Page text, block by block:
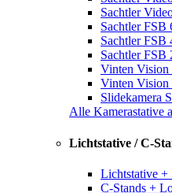
Sachtler
Sachtler FSB
Sachtler FSB
Sachtler FSB
Vinten
Vinten
Slidekamera
Alle Kamerastative
Lichtstative / C-
Lichtstative +
C-Stands +